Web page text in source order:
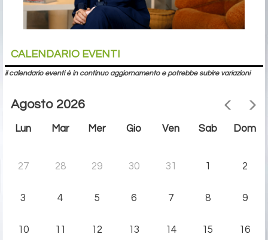
CALENDARIO EVENTI
il calendario eventi è in continuo aggiornamento e potrebbe subire variazioni
Agosto 2026
Lun Mar Mer Gio Ven Sab Dom
27 28 29 30 31 1 2
3 4 5 6 7 8 9
10 11 12 13 14 15 16